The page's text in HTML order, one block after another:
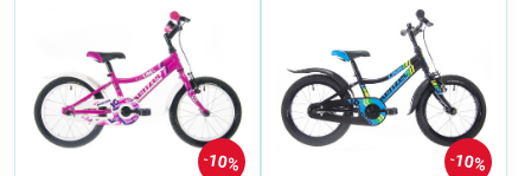
10% 10%